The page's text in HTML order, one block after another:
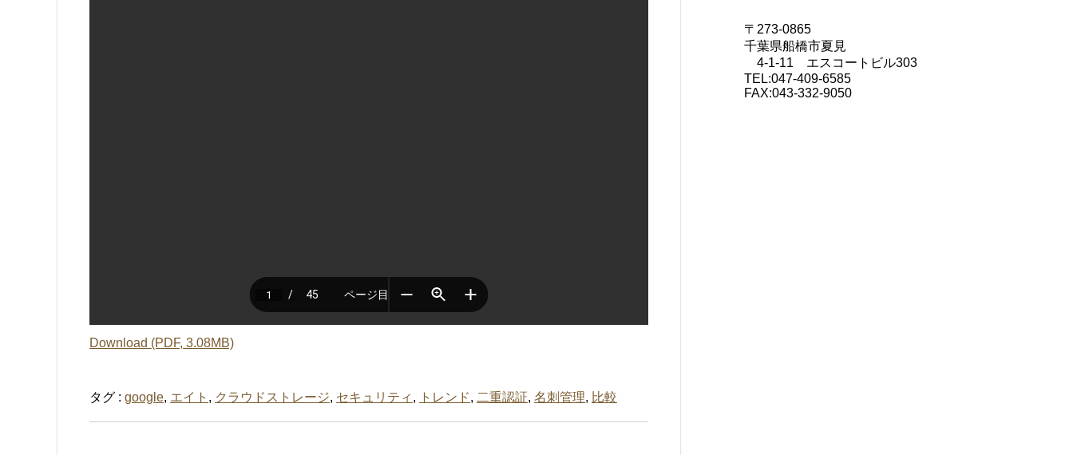
Download (PDF, 3.08MB)
タグ : google, エイト , クラウドストレージ, セキュリティ , トレンド, 二重認証, 名刺管理, 比較
〒273-0865
千葉県船橋市夏見
4-1-11 エスコートビル303
TEL:047-409-6585
FAX:043-332-9050